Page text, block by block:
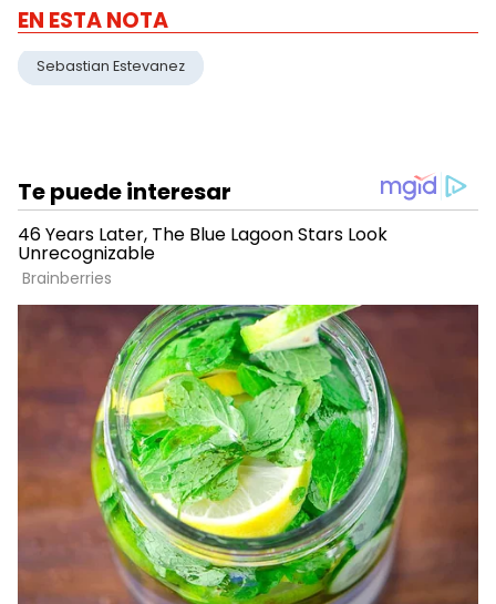
EN ESTA NOTA
Sebastian Estevanez